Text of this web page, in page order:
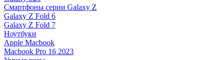
Смартфоны серии Galaxy Z
Galaxy Z Fold 6
Galaxy Z Fold 7
Ноутбуки
Apple Macbook
Macbook Pro 16 2023